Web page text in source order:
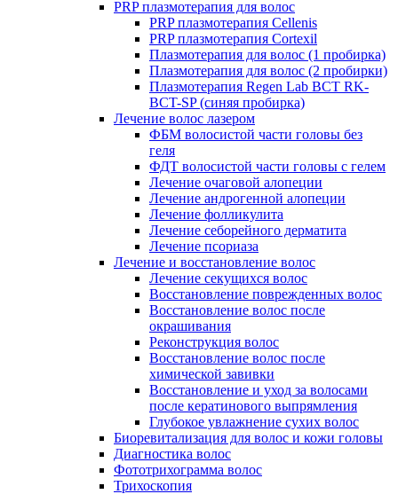
PRP плазмотерапия для волос
PRP плазмотерапия Cellenis
PRP плазмотерапия Cortexil
Плазмотерапия для волос (1 пробирка)
Плазмотерапия для волос (2 пробирки)
Плазмотерапия Regen Lab BCT RK-
BCT-SP (синяя пробирка)
Лечение волос лазером
ФБМ волосистой части головы без
геля
ФДТ волосистой части головы с гелем
Лечение очаговой алопеции
Лечение андрогенной алопеции
Лечение фолликулита
Лечение себорейного дерматита
Лечение псориаза
Лечение и восстановление волос
Лечение секущихся волос
Восстановление поврежденных волос
Восстановление волос после
окрашивания
Реконструкция волос
Восстановление волос после
химической завивки
Восстановление и уход за волосами
после кератинового выпрямления
Глубокое увлажнение сухих волос
Биоревитализация для волос и кожи головы
Диагностика волос
Фототрихограмма волос
Трихоскопия